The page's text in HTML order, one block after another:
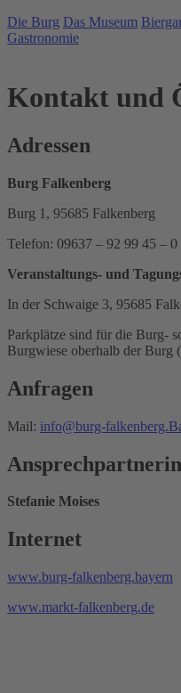
Die Burg Das Museum
Gastronomie
Kontakt und
Adressen
Burg Falkenberg
Burg 1, 95685 Falkenberg
Telefon: 09637 – 92 99 45 –
Veranstaltungs- und
In der Schwaige 3, 95685
Parkplätze sind für die Burg-
Burgwiese oberhalb der Burg
Anfragen
Mail: info@burg-
Ansprechpartnerin
Stefanie Moises
Internet
www.burg-falkenberg.bayern
www.markt-falkenberg.de